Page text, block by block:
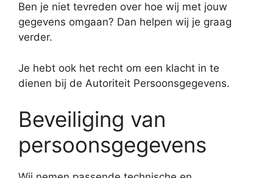
Ben je niet tevreden over hoe wij met jouw
gegevens omgaan? Dan helpen wij je graag
verder.
Je hebt ook het recht om een klacht in te
dienen bij de Autoriteit Persoonsgegevens.
Beveiliging van
persoonsgegevens